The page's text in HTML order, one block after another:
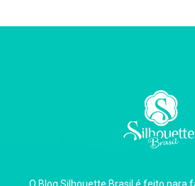
Carla Eschberger